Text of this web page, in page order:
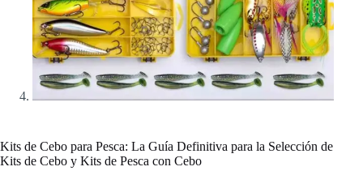
Kits de Cebo para Pesca: La Guía Definitiva para la Selección de
Kits de Cebo y Kits de Pesca con Cebo